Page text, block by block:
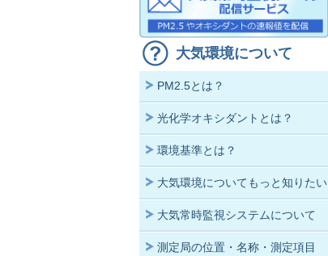
大気環境について
PM2.5とは？
光化学オキシダントとは？
環境基準とは？
大気環境についてもっと知りたい
大気常時監視システムについて
測定局の位置・名称・測定項目